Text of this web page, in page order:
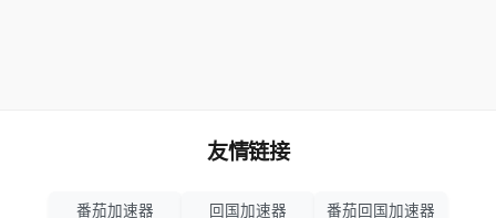
友情链接
番茄加速器 回国加速器 番茄回国加速器